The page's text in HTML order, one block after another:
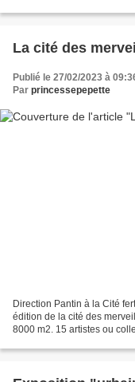
La cité des
Publié le 27/02/2023 à
Par princessepepette
Direction Pantin à la Cité
édition de la cité des
8000 m2. 15 artistes ou